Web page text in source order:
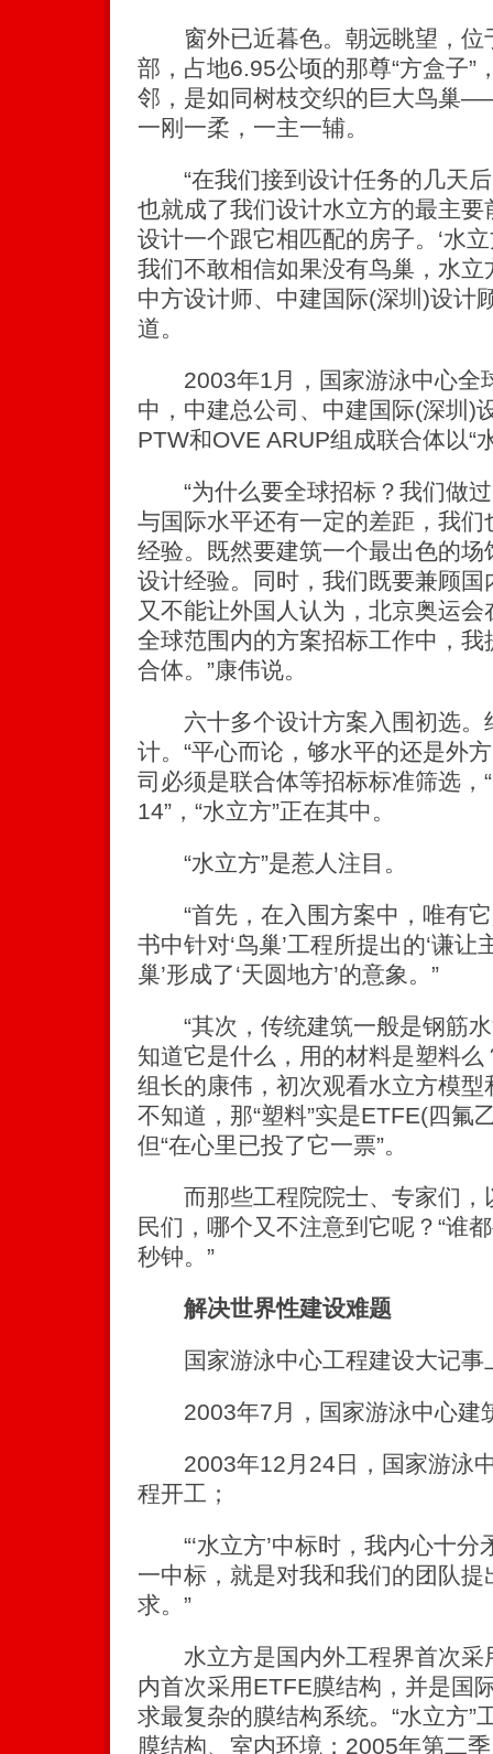
窗外已近暮色。朝远眺望，位
部，占地6.95公顷的那尊“方盒子”
邻，是如同树枝交织的巨大鸟巢
一刚一柔，一主一辅。
“在我们接到设计任务的几天后
也就成了我们设计水立方的最主
设计一个跟它相匹配的房子。‘水
我们不敢相信如果没有鸟巢，水立
中方设计师、中建国际(深圳)设计
道。
2003年1月，国家游泳中心全
中，中建总公司、中建国际(深圳)
PTW和OVE ARUP组成联合体以“
“为什么要全球招标？我们做过
与国际水平还有一定的差距，我
经验。既然要建筑一个最出色的
设计经验。同时，我们既要兼顾
又不能让外国人认为，北京奥运
全球范围内的方案招标工作中，
合体。”康伟说。
六十多个设计方案入围初选。
计。“平心而论，够水平的还是外
司必须是联合体等招标标准筛选，
14”，“水立方”正在其中。
“水立方”是惹人注目。
“首先，在入围方案中，唯有它
书中针对‘鸟巢’工程所提出的‘谦让
巢’形成了‘天圆地方’的意象。”
“其次，传统建筑一般是钢筋水
知道它是什么，用的材料是塑料么
组长的康伟，初次观看水立方模
不知道，那“塑料”实是ETFE(四氟
但“在心里已投了它一票”。
而那些工程院院士、专家们，
民们，哪个又不注意到它呢？“谁
秒钟。”
解决世界性建设难题
国家游泳中心工程建设大记事
2003年7月，国家游泳中心建
2003年12月24日，国家游泳中
程开工；
“‘水立方’中标时，我内心十分
一中标，就是对我和我们的团队
求。”
水立方是国内外工程界首次采
内首次采用ETFE膜结构，并是国
求最复杂的膜结构系统。“水立方”
膜结构、室内环境；2005年第二